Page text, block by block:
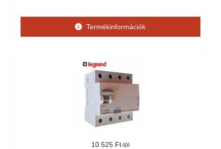
Termékinformációk
10 525 Ft